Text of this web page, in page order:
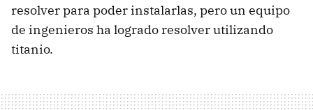
resolver para poder instalarlas, pero un equipo
de ingenieros ha logrado resolver utilizando
titanio.